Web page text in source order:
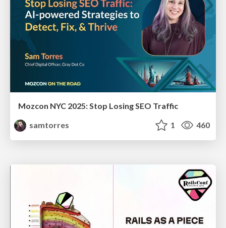
Mozcon NYC 2025: Stop Losing SEO Traffic
samtorres
1 460